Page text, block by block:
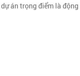
án trọng điểm là